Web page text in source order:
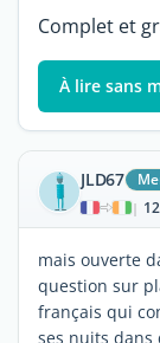
Complet et
À lire sans
JLD67
| 12
mais ouverte
question sur
français qui
ses nuits dans